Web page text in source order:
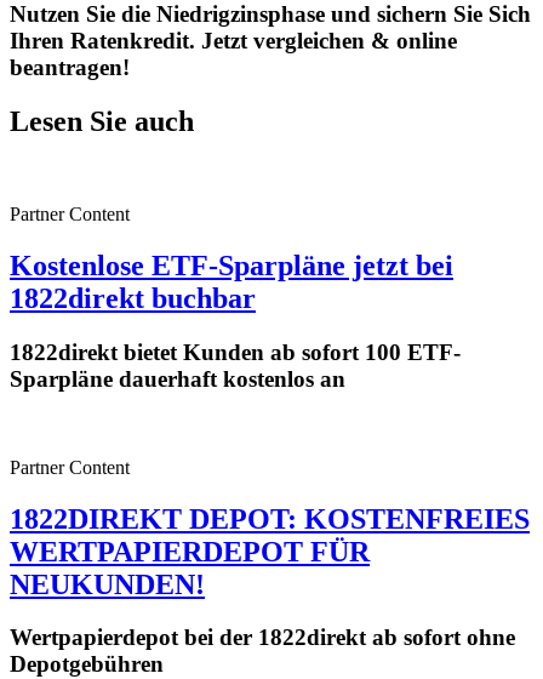
Nutzen Sie die Niedrigzinsphase und sichern Sie Sich
Ihren Ratenkredit. Jetzt vergleichen & online
beantragen!
Lesen Sie auch
Partner Content
Kostenlose ETF-Sparpläne jetzt bei
1822direkt buchbar
1822direkt bietet Kunden ab sofort 100 ETF-
Sparpläne dauerhaft kostenlos an
Partner Content
1822DIREKT DEPOT: KOSTENFREIES
WERTPAPIERDEPOT FÜR
NEUKUNDEN!
Wertpapierdepot bei der 1822direkt ab sofort ohne
Depotgebühren